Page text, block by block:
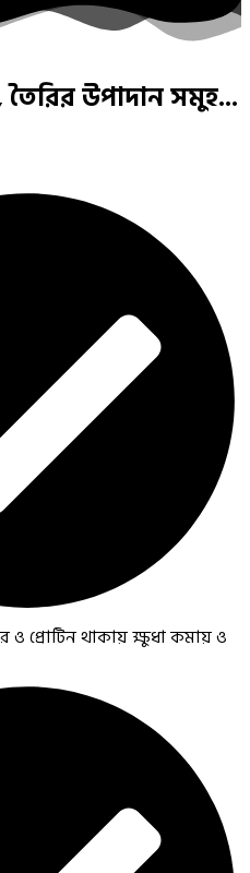
তৈরির উপাদান সমুহ...
ও প্রোটিন থাকায় ক্ষুধা কমায় ও